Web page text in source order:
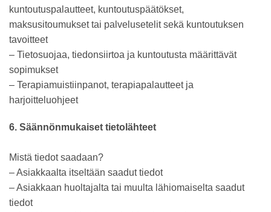
kuntoutuspalautteet, kuntoutuspäätökset,
maksusitoumukset tai palvelusetelit sekä kuntoutuksen
tavoitteet
– Tietosuojaa, tiedonsiirtoa ja kuntoutusta määrittävät
sopimukset
– Terapiamuistiinpanot, terapiapalautteet ja
harjoitteluohjeet
6. Säännönmukaiset tietolähteet
Mistä tiedot saadaan?
– Asiakkaalta itseltään saadut tiedot
– Asiakkaan huoltajalta tai muulta lähiomaiselta saadut
tiedot